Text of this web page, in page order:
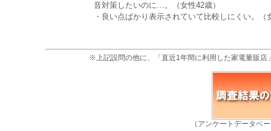
音対策したいのに…。（女性42歳）
・良い点ばかり表示されていて比較しにくい。（
※上記設問の他に、「直近1年間に利用した家電量販
（アンケートデータベ